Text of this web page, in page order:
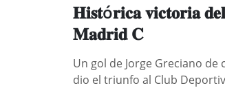
𝐇𝐢𝐬𝐭ó𝐫𝐢𝐜𝐚 𝐯𝐢𝐜𝐭𝐨𝐫𝐢𝐚
𝐌𝐚𝐝𝐫𝐢𝐝 𝐂
Un gol de Jorge Greciano de
dio el triunfo al Club